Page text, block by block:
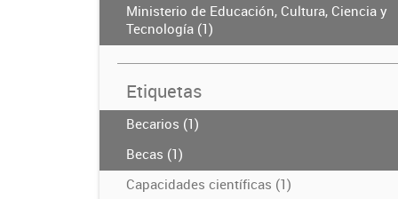
Ministerio de Educación, Cultura, Ciencia y
Tecnología (1)
Etiquetas
Becarios (1)
Becas (1)
Capacidades científicas (1)